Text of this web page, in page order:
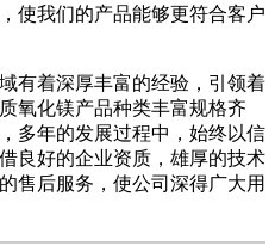
使我们的产品能够更符合客户
着深厚丰富的经验，引领着
氧化镁产品种类丰富规格齐
多年的发展过程中，始终以信
良好的企业资质，雄厚的技术
售后服务，使公司深得广大用